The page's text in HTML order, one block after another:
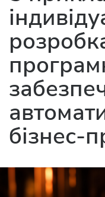
бізнес-